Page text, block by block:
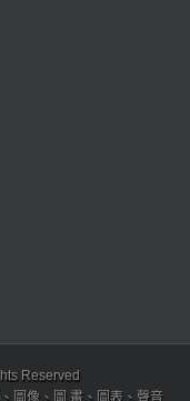
Reserved
圖像、圖 畫、圖表、聲音